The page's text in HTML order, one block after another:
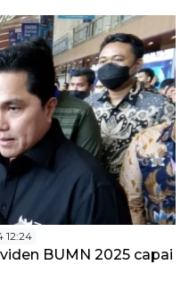
12:24
BUMN 2025 capai